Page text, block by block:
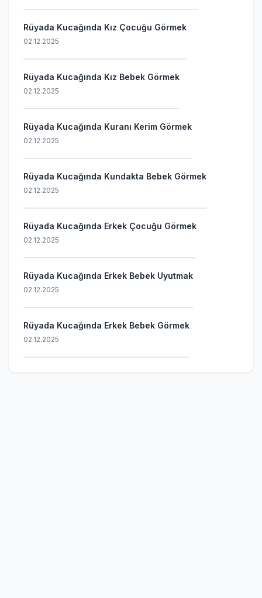
Rüyada Kucağında Kız Çocuğu Görmek
02.12.2025
Rüyada Kucağında Kız Bebek Görmek
02.12.2025
Rüyada Kucağında Kuranı Kerim Görmek
02.12.2025
Rüyada Kucağında Kundakta Bebek Görmek
02.12.2025
Rüyada Kucağında Erkek Çocuğu Görmek
02.12.2025
Rüyada Kucağında Erkek Bebek Uyutmak
02.12.2025
Rüyada Kucağında Erkek Bebek Görmek
02.12.2025